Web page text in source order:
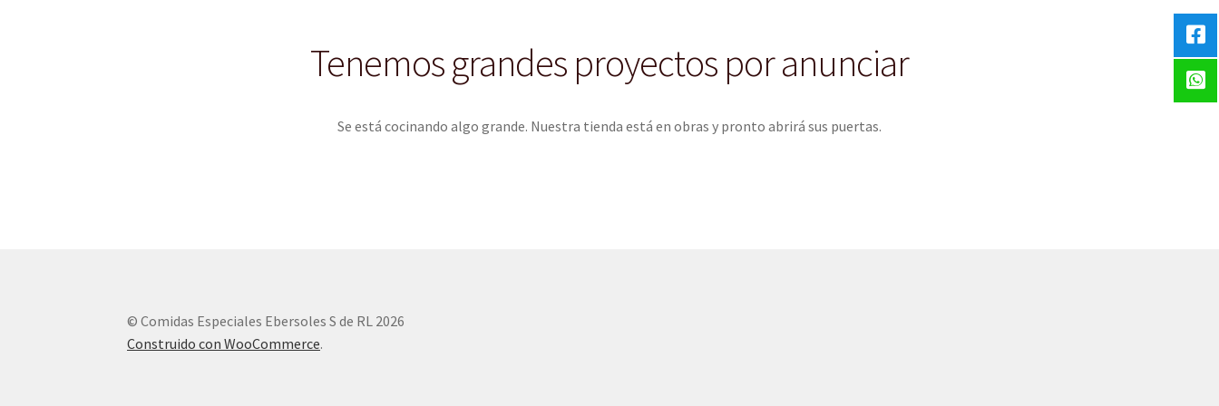
Tenemos grandes proyectos por anunciar
Se está cocinando algo grande. Nuestra tienda está en obras y pronto abrirá sus puertas.
© Comidas Especiales Ebersoles S de RL 2026
Construido con WooCommerce.